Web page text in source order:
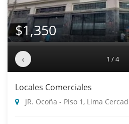
$1,350
‹ 1 / 4
Locales Comerciales
JR. Ocoña - Piso 1, Lima